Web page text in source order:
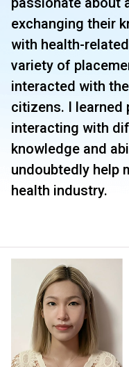
exchanging their
with health-
variety of
interacted with
citizens. I
interacting with
knowledge and
undoubtedly help
health industry.